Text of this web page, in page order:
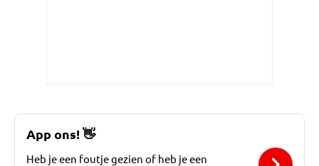
App ons!👋
Heb je een foutje gezien of heb je een